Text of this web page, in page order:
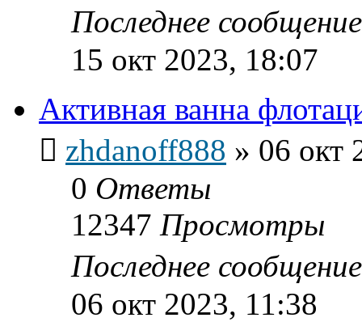
Последнее
15 окт 2023, 18:07
Активная ванна
zhdanoff888 » 06 окт
0 Ответы
12347 Просмотры
Последнее
06 окт 2023, 11:38